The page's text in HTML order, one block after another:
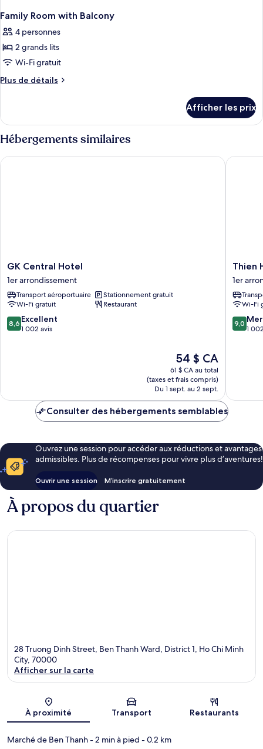
Family Room with Balcony
4 personnes
2 grands lits
Wi-Fi gratuit
Plus de détails
Plus
Family
Room
with
Balcony
Afficher les prix
Hébergements similaires
GK
Central
Hotel
1er
arrondissement
GK Central Hotel
1er arrondissement
Transport aéroportuaire
Stationnement gratuit
Wi-Fi gratuit
Restaurant
8.6
sur
8,6 Excellent
1 002 avis
Le
prix
est
de
54 $ CA
54 $ CA
61 $ CA au total
(taxes et frais compris)
Du 1 sept. au 2 sept.
GK Central Hotel
Thien
Hai
Hotel
1er
Thien
1er
Wi-Fi
9.0
sur
9,0
1
Thien
Consulter des hébergements semblables
Ouvrez une session pour accéder aux réductions et avantages
admissibles. Plus de récompenses pour vivre plus d’aventures!
Ouvrir une session M’inscrire gratuitement
À propos du quartier
28 Truong Dinh Street, Ben Thanh Ward, District 1, Ho Chi Minh
City, 70000
Afficher sur la carte
À proximité Transport Restaurants
Marché de Ben Thanh- 2 min à pied - 0.2 km